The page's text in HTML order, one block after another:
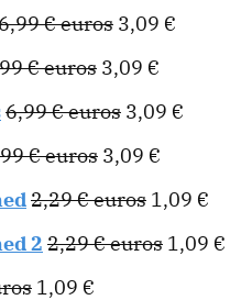
€ euros 3,09 €
€ euros 3,09 €
6,99 € euros 3,09 €
€ euros 3,09 €
2,29 € euros 1,09 €
2 2,29 € euros 1,09 €
1,09 €